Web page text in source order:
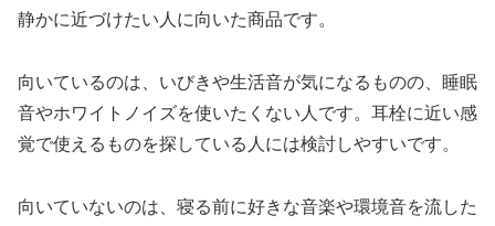
静かに近づけたい人に向いた商品です。
向いているのは、いびきや生活音が気になるものの、睡眠
音やホワイトノイズを使いたくない人です。耳栓に近い感
覚で使えるものを探している人には検討しやすいです。
向いていないのは、寝る前に好きな音楽や環境音を流した